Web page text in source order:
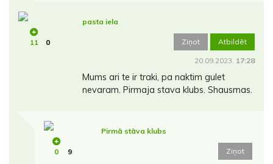
11 0
pasta iela
Ziņot Atbildēt
20.09.2023. 17:28
Mums ari te ir traki, pa naktim gulet
nevaram. Pirmaja stava klubs. Shausmas.
0 9
Pirmā stāva klubs
Ziņot